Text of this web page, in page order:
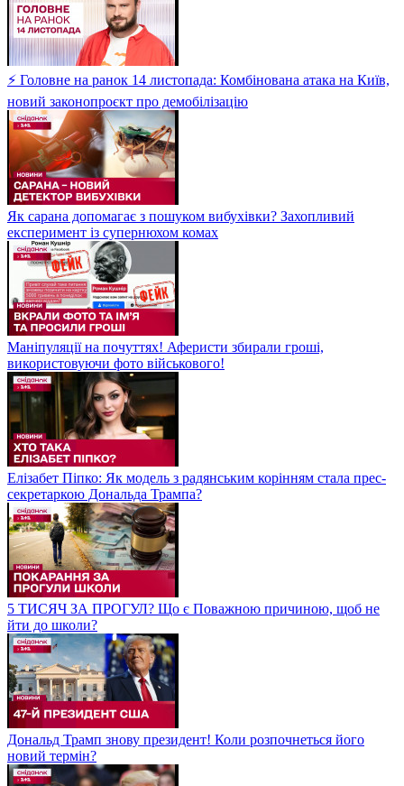
⚡ Головне на ранок 14 листопада: Комбінована атака на Київ,
новий законопроєкт про демобілізацію
Як сарана допомагає з пошуком вибухівки? Захопливий
експеримент із супернюхом комах
Маніпуляції на почуттях! Аферисти збирали гроші,
використовуючи фото військового!
Елізабет Піпко: Як модель з радянським корінням стала прес-
секретаркою Дональда Трампа?
5 ТИСЯЧ ЗА ПРОГУЛ? Що є Поважною причиною, щоб не
йти до школи?
Дональд Трамп знову президент! Коли розпочнеться його
новий термін?